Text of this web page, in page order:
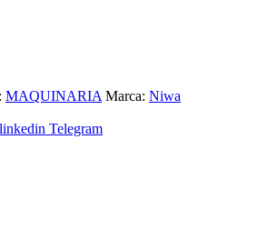
MAQUINARIA Marca: Niwa
linkedin Telegram